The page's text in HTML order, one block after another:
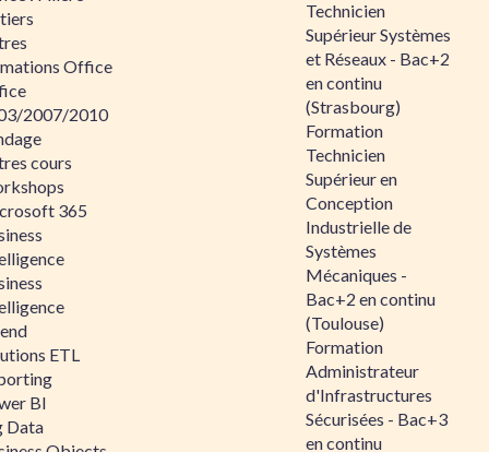
Office
2007/2010
cours
365
ETL
BI
Data
Technicien
Supérieur Systèmes
et Réseaux - Bac+2
en continu
(Strasbourg)
Formation
Technicien
Supérieur en
Conception
Industrielle de
Systèmes
Mécaniques -
Bac+2 en continu
(Toulouse)
Formation
Administrateur
d'Infrastructures
Sécurisées - Bac+3
en continu